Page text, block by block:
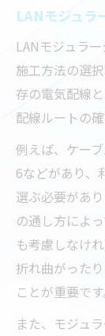
LANモジュラ
LANモジュラ
施工方法の選
存の電気配線
配線ルートの
例えば、ケー
6などがあり、
選ぶ必要があ
の通し方によ
も考慮しなけ
折れ曲がった
ことが重要です
また、モジュ